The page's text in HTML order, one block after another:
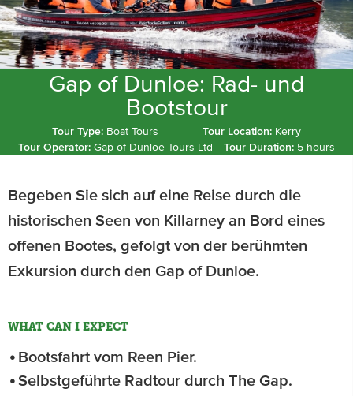
Gap of Dunloe: Rad- und
Bootstour
Tour Type: Boat Tours Tour Location: Kerry
Tour Operator:Gap of Dunloe Tours Ltd Tour Duration: 5 hours
Begeben Sie sich auf eine Reise durch die
historischen Seen von Killarney an Bord eines
offenen Bootes, gefolgt von der berühmten
Exkursion durch den Gap of Dunloe.
WHAT CAN I EXPECT
Bootsfahrt vom Reen Pier.
Selbstgeführte Radtour durch The Gap.